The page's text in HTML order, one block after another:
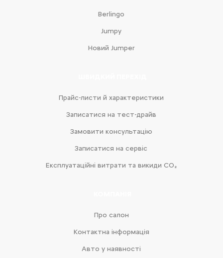
Berlingo
Jumpy
Новий Jumper
Прайс-листи й характеристики
Записатися на тест-драйв
Замовити консультацію
Записатися на сервіс
Експлуатаційні витрати та викиди CO₂
Про салон
Контактна інформація
Авто у наявності